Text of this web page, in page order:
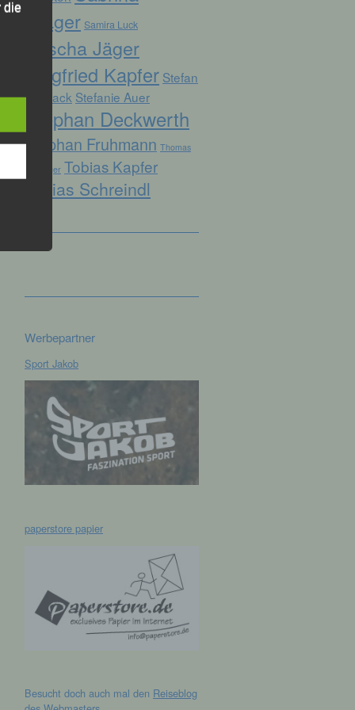
Prager Samira Luck
Sascha Jäger
Siegfried Kapfer Stefan
Biersack Stefanie Auer
Stephan Deckwerth
Stephan Fruhmann Thomas
Kopfinger Tobias Kapfer
Tobias Schreindl
Werbepartner
Sport Jakob
paperstore papier
Besucht doch auch mal den Reiseblog
die